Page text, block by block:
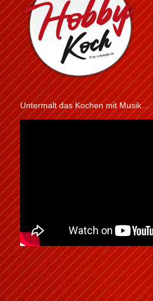
Untermalt das Kochen mit Musik…